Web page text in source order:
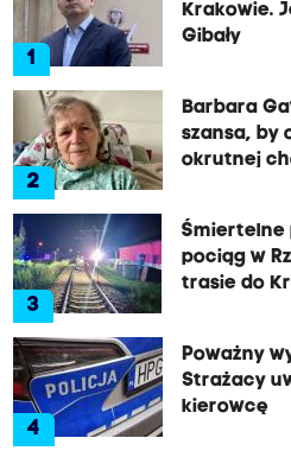
1
Krakowie.
Gibały
2
Barbara
szansa, by
okrutnej
3
Śmiertelne
pociąg w
trasie do
4
Poważny
Strażacy
kierowcę